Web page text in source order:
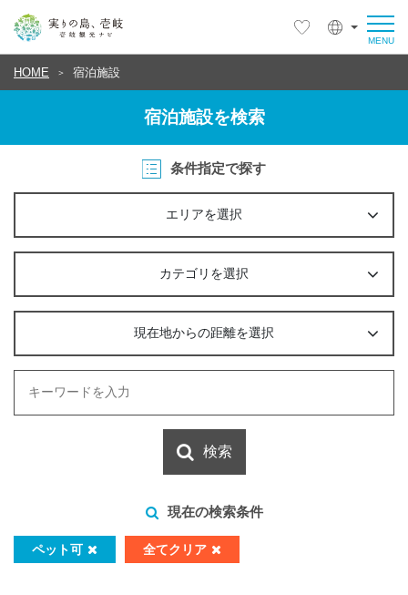
HOME 宿泊施設
宿泊施設を検索
条件指定で探す
エリアを選択
カテゴリを選択
現在地からの距離を選択
検索
現在の検索条件
ペット可 全てクリア